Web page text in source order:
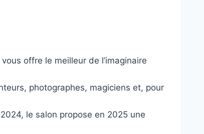
offre le meilleur de l’imaginaire
photographes, magiciens et, pour
le salon propose en 2025 une